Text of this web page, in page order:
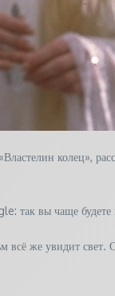
колец»,
так вы чаще
же увидит